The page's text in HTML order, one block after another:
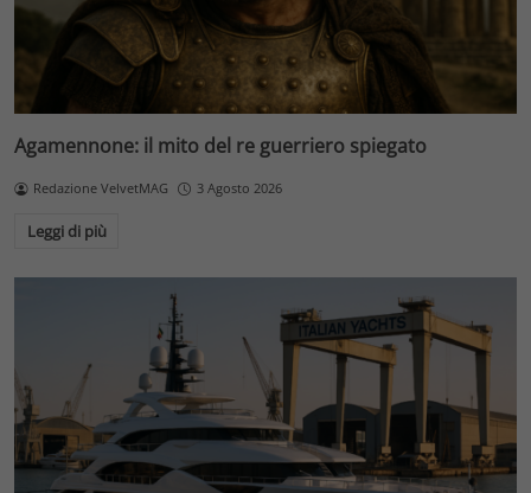
Agamennone: il mito del re guerriero spiegato
Redazione VelvetMAG 3 Agosto 2026
Leggi di più